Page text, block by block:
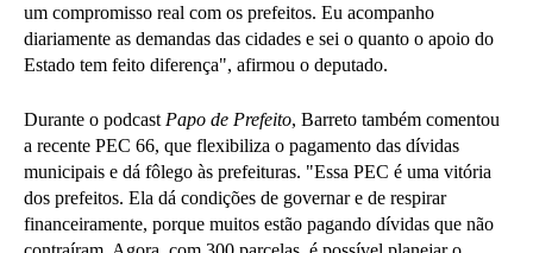
um compromisso real com os prefeitos. Eu acompanho
diariamente as demandas das cidades e sei o quanto o apoio do
Estado tem feito diferença", afirmou o deputado.
Durante o podcast Papo de Prefeito, Barreto também comentou
a recente PEC 66, que flexibiliza o pagamento das dívidas
municipais e dá fôlego às prefeituras. "Essa PEC é uma vitória
dos prefeitos. Ela dá condições de governar e de respirar
financeiramente, porque muitos estão pagando dívidas que não